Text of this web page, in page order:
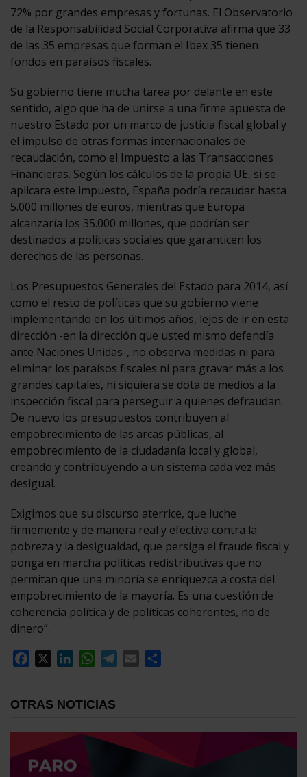
72% por grandes empresas y fortunas. El Observatorio
de la Responsabilidad Social Corporativa afirma que 33
de las 35 empresas que forman el Ibex 35 tienen
fondos en paraísos fiscales.
Su gobierno tiene mucha tarea por delante en este
sentido, algo que ha de unirse a una firme apuesta de
nuestro Estado por un marco de justicia fiscal global y
el impulso de otras formas internacionales de
recaudación, como el Impuesto a las Transacciones
Financieras. Según los cálculos de la propia UE, si se
aplicara este impuesto, España podría recaudar hasta
5.000 millones de euros, mientras que Europa
alcanzaría los 35.000 millones, que podrían ser
destinados a políticas sociales que garanticen los
derechos de las personas.
Los Presupuestos Generales del Estado para 2014, así
como el resto de políticas que su gobierno viene
implementando en los últimos años, lejos de ir en esta
dirección -en la dirección que usted mismo defendía
ante Naciones Unidas-, no observa medidas ni para
eliminar los paraísos fiscales ni para gravar más a los
grandes capitales, ni siquiera se dota de medios a la
inspección fiscal para perseguir a quienes defraudan.
De nuevo los presupuestos contribuyen al
empobrecimiento de las arcas públicas, al
empobrecimiento de la ciudadanía local y global,
creando y contribuyendo a un sistema cada vez más
desigual.
Exigimos que su discurso aterrice, que luche
firmemente y de manera real y efectiva contra la
pobreza y la desigualdad, que persiga el fraude fiscal y
ponga en marcha políticas redistributivas que no
permitan que una minoría se enriquezca a costa del
empobrecimiento de la mayoría. Es una cuestión de
coherencia política y de políticas coherentes, no de
dinero”.
Facebook
LinkedInWhatsApp
Telegram
Email
OTRAS NOTICIAS